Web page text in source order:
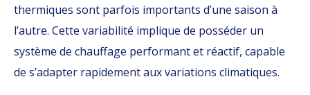
thermiques sont parfois importants d’une saison à
l’autre. Cette variabilité implique de posséder un
système de chauffage performant et réactif, capable
de s’adapter rapidement aux variations climatiques.